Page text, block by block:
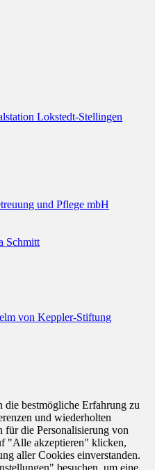
Lokstedt-Stellingen
und Pflege mbH
Schmitt
von Keppler-Stiftung
bestmögliche Erfahrung zu
und wiederholten
für die Personalisierung von
"Alle akzeptieren" klicken,
aller Cookies einverstanden.
besuchen, um eine